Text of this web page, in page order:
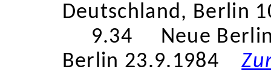
Deutschland, Berlin
9.34
Neue
Berlin 23.9.1984